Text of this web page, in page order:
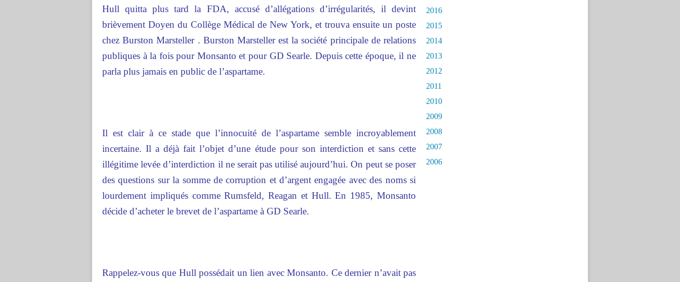
Hull quitta plus tard la FDA, accusé d’allégations d’irrégularités, il devint
brièvement Doyen du Collège Médical de New York, et trouva ensuite un poste
chez Burston Marsteller . Burston Marsteller est la société principale de relations
publiques à la fois pour Monsanto et pour GD Searle. Depuis cette époque, il ne
parla plus jamais en public de l’aspartame.
Il est clair à ce stade que l’innocuité de l’aspartame semble incroyablement
incertaine. Il a déjà fait l’objet d’une étude pour son interdiction et sans cette
illégitime levée d’interdiction il ne serait pas utilisé aujourd’hui. On peut se poser
des questions sur la somme de corruption et d’argent engagée avec des noms si
lourdement impliqués comme Rumsfeld, Reagan et Hull. En 1985, Monsanto
décide d’acheter le brevet de l’aspartame à GD Searle.
Rappelez-vous que Hull possédait un lien avec Monsanto. Ce dernier n’avait pas
2016
2015
2014
2013
2012
2011
2010
2009
2008
2007
2006